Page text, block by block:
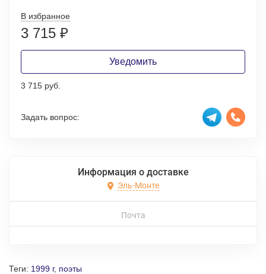
В избранное
3 715 ₽
Уведомить
3 715 руб.
Задать вопрос:
Информация о доставке
Эль-Монте
Почта
Теги: 1999 г, поэты